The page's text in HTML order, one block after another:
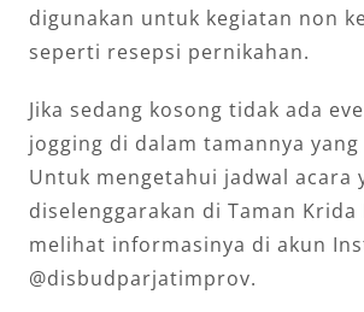
digunakan untuk kegiatan non
seperti resepsi pernikahan.
Jika sedang kosong tidak ada
jogging di dalam tamannya
Untuk mengetahui jadwal acara
diselenggarakan di Taman Krida
melihat informasinya di akun
@disbudparjatimprov.